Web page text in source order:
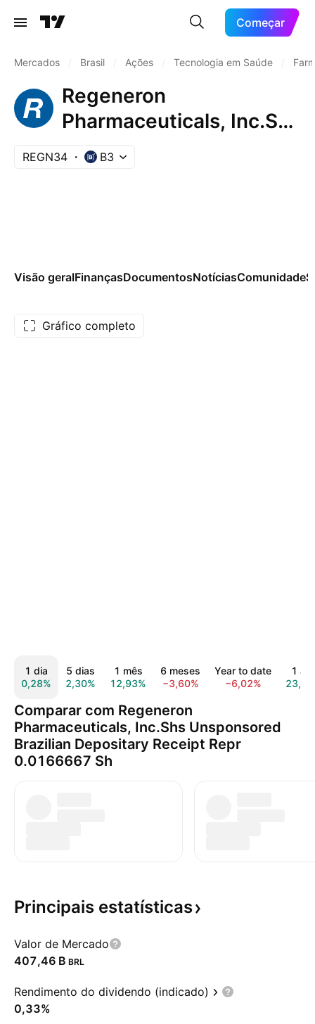
Começar
Mercados Brasil Ações Tecnologia em Saúde
Regeneron
Pharmaceuticals, Inc.Shs
Unsponsored Brazilian
REGN34 B3
Visão geralFinançasDocumentosNotíciasComunidade
Gráfico completo
1 dia
0,28%
5 dias
2,30%
1 mês
12,93%
6 meses
−3,60%
Year to date
−6,02%
1
Comparar com Regeneron
Pharmaceuticals, Inc.Shs Unsponsored
Brazilian Depositary Receipt Repr
0.0166667 Sh
Principais estatísticas
Valor de Mercado
‪407,46 B‬ BRL
Rendimento do dividendo (indicado)
0,33%